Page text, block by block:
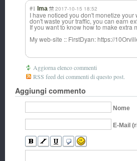
#1 Ima 2017-10-15 18:52
I have noticed you don't monetize your
don't waste your traffic, you can earn
If you want to know how to make extra
My web-site :: FirstDyan: https://
Aggiorna elenco commenti
RSS feed dei commenti di questo post.
Aggiungi commento
Nome
E-Mail